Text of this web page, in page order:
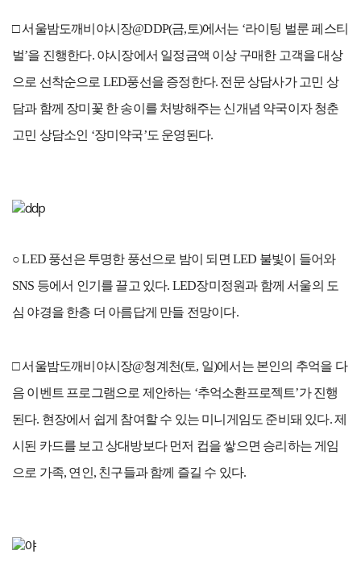
□ 서울밤도깨비야시장@DDP(금,토)에서는 ‘라이팅 벌룬 페스티
벌’을 진행한다. 야시장에서 일정금액 이상 구매한 고객을 대상
으로 선착순으로 LED풍선을 증정한다. 전문 상담사가 고민 상
담과 함께 장미꽃 한 송이를 처방해주는 신개념 약국이자 청춘
고민 상담소인 ‘장미약국’도 운영된다.
○ LED 풍선은 투명한 풍선으로 밤이 되면 LED 불빛이 들어와
SNS 등에서 인기를 끌고 있다. LED장미정원과 함께 서울의 도
심 야경을 한층 더 아름답게 만들 전망이다.
□ 서울밤도깨비야시장@청계천(토, 일)에서는 본인의 추억을 다
음 이벤트 프로그램으로 제안하는 ‘추억소환프로젝트’가 진행
된다. 현장에서 쉽게 참여할 수 있는 미니게임도 준비돼 있다. 제
시된 카드를 보고 상대방보다 먼저 컵을 쌓으면 승리하는 게임
으로 가족, 연인, 친구들과 함께 즐길 수 있다.